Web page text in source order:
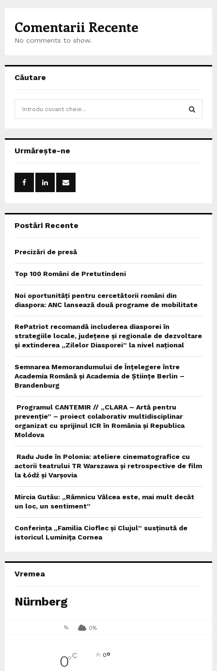
Comentarii Recente
No comments to show.
Căutare
h
Urmărește-ne
Postări Recente
Precizări de presă
Top 100 Români de Pretutindeni
Noi oportunități pentru cercetătorii români din
diaspora: ANC lansează două programe de mobilitate
RePatriot recomandă includerea diasporei în
strategiile locale, județene și regionale de dezvoltare
și extinderea „Zilelor Diasporei” la nivel național
Semnarea Memorandumului de Înțelegere între
Academia Română și Academia de Științe Berlin –
Brandenburg
Programul CANTEMIR // „CLARA – Artă pentru
prevenție” – proiect colaborativ multidisciplinar
organizat cu sprijinul ICR în România și Republica
Moldova
Radu Jude în Polonia: ateliere cinematografice cu
actorii teatrului TR Warszawa și retrospective de film
la Łódź și Varșovia
Mircia Gutău: „Râmnicu Vâlcea este, mai mult decât
un loc, un sentiment”
Conferința „Familia Cioflec și Clujul” susținută de
istoricul Luminița Cornea
Vremea
Nürnberg
% 0%
0°C 0°